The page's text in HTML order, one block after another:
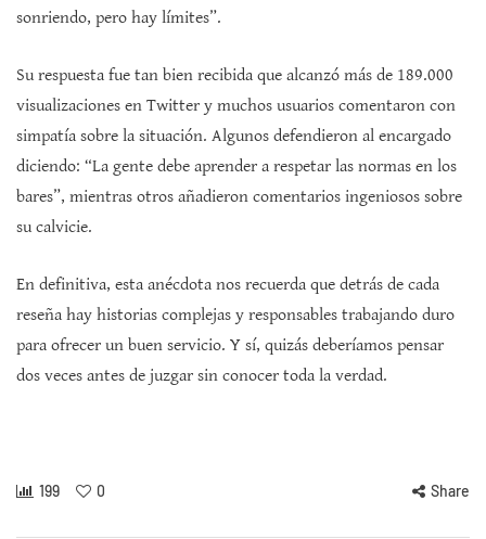
sonriendo, pero hay límites”.
Su respuesta fue tan bien recibida que alcanzó más de 189.000
visualizaciones en Twitter y muchos usuarios comentaron con
simpatía sobre la situación. Algunos defendieron al encargado
diciendo: “La gente debe aprender a respetar las normas en los
bares”, mientras otros añadieron comentarios ingeniosos sobre
su calvicie.
En definitiva, esta anécdota nos recuerda que detrás de cada
reseña hay historias complejas y responsables trabajando duro
para ofrecer un buen servicio. Y sí, quizás deberíamos pensar
dos veces antes de juzgar sin conocer toda la verdad.
199 0 Share